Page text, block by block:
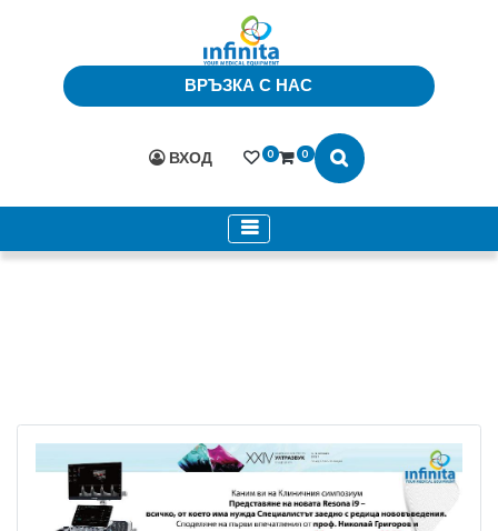
ВРЪЗКА С НАС
ВХОД 0 0